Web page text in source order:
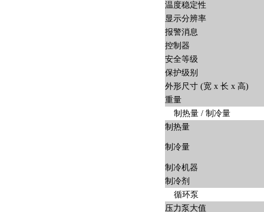
温度稳定性
显示分辨率
报警消息
控制器
安全等级
保护级别
外形尺寸 (宽 x 长 x 高)
重量
制热量 / 制冷量
制热量
制冷量
制冷机器
制冷剂
循环泵
压力泵大值